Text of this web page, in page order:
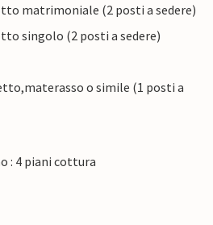
matrimoniale (2 posti a sedere)
singolo (2 posti a sedere)
o simile (1 posti a
: 4 piani cottura